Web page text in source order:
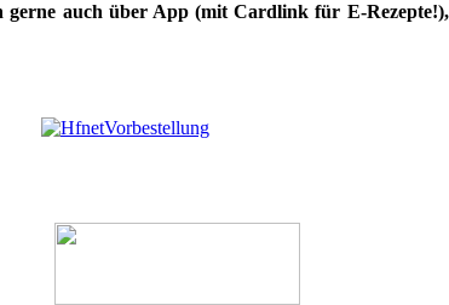
gerne auch über App (mit Cardlink für E-